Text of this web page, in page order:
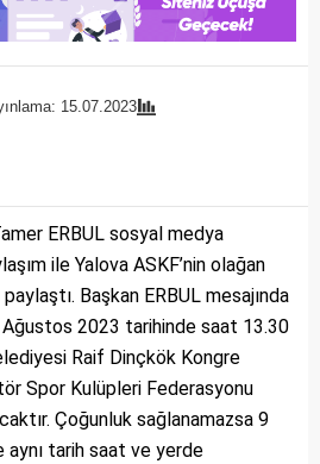
15.07.2023
ERBUL sosyal medya
ile Yalova ASKF’nin olağan
Başkan ERBUL mesajında
Ağustos 2023 tarihinde saat 13.30
Raif Dinçkök Kongre
Spor Kulüpleri Federasyonu
Çoğunluk sağlanamazsa 9
tarih saat ve yerde